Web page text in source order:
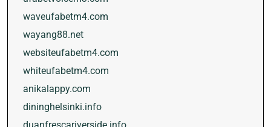
waveufabetm4.com
wayang88.net
websiteufabetm4.com
whiteufabetm4.com
anikalappy.com
dininghelsinki.info